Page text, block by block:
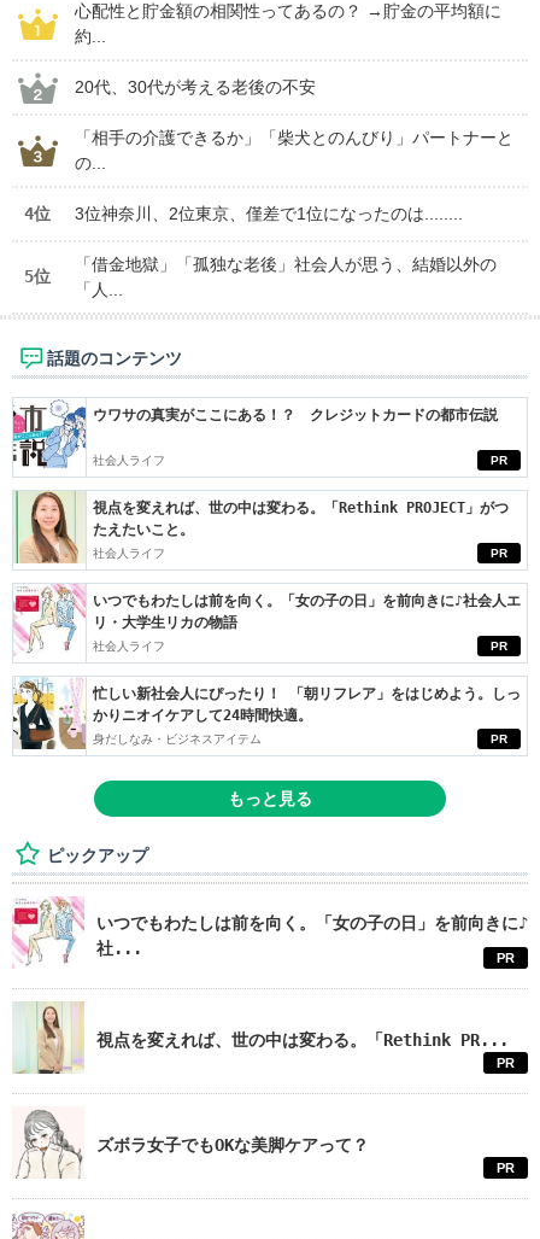
心配性と貯金額の相関性ってあるの？ →貯金の平均額に
約...
20代、30代が考える老後の不安
「相手の介護できるか」「柴犬とのんびり」パートナーと
の...
4位 3位神奈川、2位東京、僅差で1位になったのは........
5位
「借金地獄」「孤独な老後」社会人が思う、結婚以外の
「人...
話題のコンテンツ
PR
ウワサの真実がここにある！？ クレジットカードの都市伝説
社会人ライフ
PR
視点を変えれば、世の中は変わる。「Rethink PROJECT」がつ
たえたいこと。
社会人ライフ
PR
いつでもわたしは前を向く。「女の子の日」を前向きに♪社会人エ
リ・大学生リカの物語
社会人ライフ
PR
忙しい新社会人にぴったり！ 「朝リフレア」をはじめよう。しっ
かりニオイケアして24時間快適。
身だしなみ・ビジネスアイテム
もっと見る
ピックアップ
いつでもわたしは前を向く。「女の子の日」を前向きに♪
社...
PR
視点を変えれば、世の中は変わる。「Rethink PR...
PR
ズボラ女子でもOKな美脚ケアって？
PR